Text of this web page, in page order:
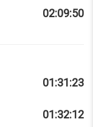
02:09:50
01:31:23
01:32:12